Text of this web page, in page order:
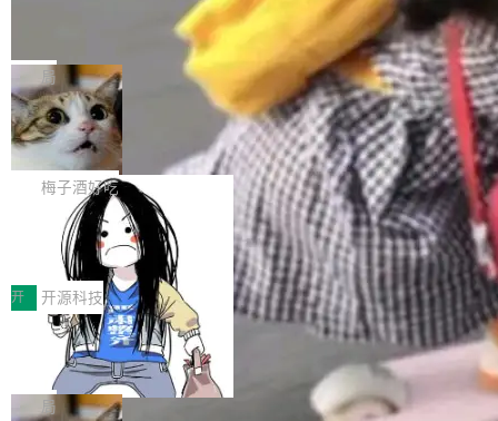
个独立于业务线程的全局通信引擎（Engine），
Coding 从个人辅助工具逐步走向团队级、组织
级应用，企业在规模化落地过程中，对安全性、
可控性和代码质量提出了更高要求。 首先是数据
安全与合规要求。对于大多数普通研发场景，公
有云模型能够满足快速试用和效率提升的需求。
但对于金融、能源、医疗等对数据安全要求较...
产品应用、支撑保障、专题等五大方向。深信服
AI算力网关（AI创新平台）成功入选！ 随着各行
各业的Agent走向规模化建设，算力构成形态逐
渐丰富，用户关注的重点也在发生变化：不只是
让AI用起来，还要进一步看清混合算力时代下，
Token花在哪里、算力是否被充分利用，以及持
续增长的AI成本该如何优化。 深信服AI算力网关
正是围绕这些实际问题，从Token治理和成本治
理两个方面，让用户的每一份算力都看得清、管
得住、用得稳、省得下、更安全！ 一、从现在开
始，Token使用一目...
Jeff Dean 离开 Google：一个时代的结
束，一个实验室的开始
Google 员工编号 20。MapReduce 作者之一。
Bigtable 作者之一。TensorFlow 的作者之一。
Gemini 的架构师。Google 首席科学家。 Jeff D
ean 在 Google 工作了 27 年后，宣布离职。 他
不是一个人走。一同离开的还有 Sanjay Ghema
wat（Google 员工编号 23，Jeff Dean 二十多
年的编程搭档，MapReduce 和 Bigtable 的共同
作者）、Quoc Le（Google 大脑核心成员，Se
q2Seq 和 DocAI 的共同发明人）以及 Oriol Vin
yals（Gemini 联合负责人，AlphaSta...
局
🔥 SolonCode v2026.8.4 发布：界面
字体可调、22 种语言、记忆搜索增强
打开终端就能上岗的全中文编码智能体，这一轮
把「看得清、用母语、记得住」三件事一次补
齐。 SolonCode 是什么 SolonCode 是杭州无
耳科技研发的企业级终端编码智能体——一位全
中文驱动的数字员工，自主理解需求、规划步
骤、编写代码。不挑模型、不挑平台，curl 一行
装完即用。 开源地址：Gitee · GitCode · GitHu
b 安装 支持 Java 8+（8~26）、macOS / Linu
x / Windows / Harmony PC。 # macOS / Linu
x / Harmony PC curl -fsSL https://solon.noea
梅子酒好吃
让“代码语义理解”深度释放AI Coding
价值潜能：华为云码道（CodeArts）
代码仓技术解析
一、代码仓深度理解技术的作用与价值 在软件工
程实践中，代码仓是企业核心知识资产的主要载
体。企业级代码仓库通常包含数十万乃至数百万
个文件，其规模远超单次模型调用可承载的上下
文窗口。随着项目规模的持续扩张与代码历史的
不断累积，代码仓中的模块关系、接口契约、业
开 开源科技
一条“删库”命令跑 17 小时，算法工程
师删光 89TB 数据只为干私活
最高人民检察院8月4日公布了一起案件：北京一
名90后算法工程师王某，为了给自己接的私活腾
局